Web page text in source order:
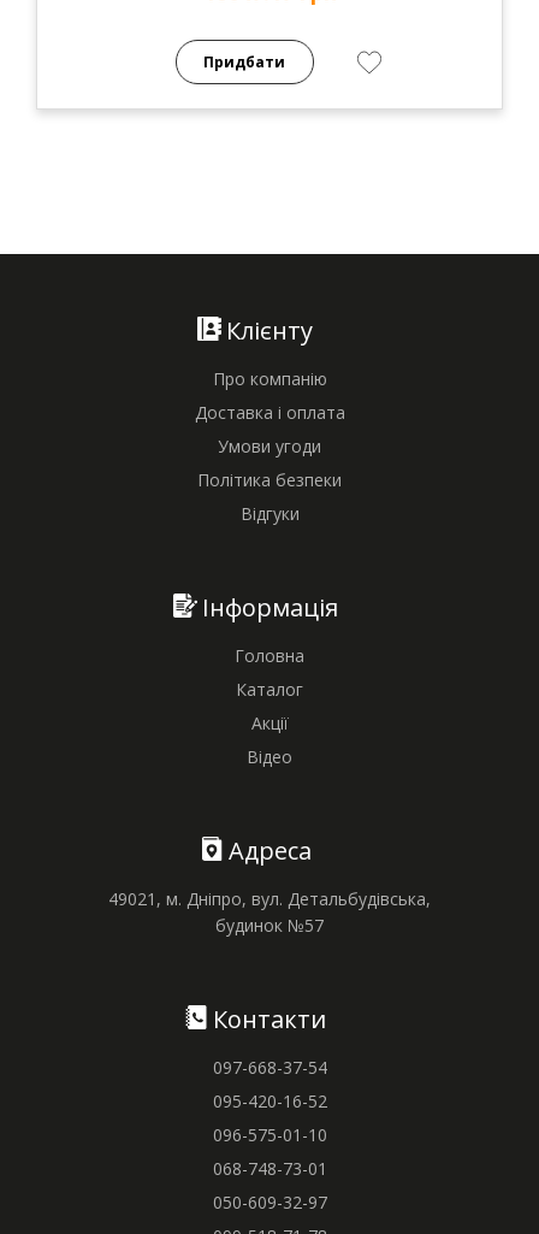
Придбати
Клієнту
Про компанію
Доставка і оплата
Умови угоди
Політика безпеки
Відгуки
Інформація
Головна
Каталог
Акції
Відео
Адреса
49021, м. Дніпро, вул. Детальбудівська,
будинок №57
Контакти
097-668-37-54
095-420-16-52
096-575-01-10
068-748-73-01
050-609-32-97